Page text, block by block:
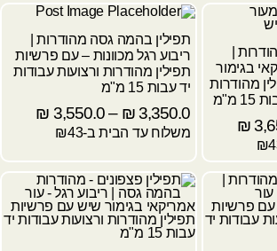
|
בגימור
מהודרות
מ"מ
₪
תפילין בהמה גסה מהודרות |
ריבוע רגל מכוונות – עם פרשיות
תפילין מהודרות ורצועות עבודות
יד עבות 15 מ"מ
3,350.0
₪
–
3,550.0
₪
משלוח עד הבית ב-₪43